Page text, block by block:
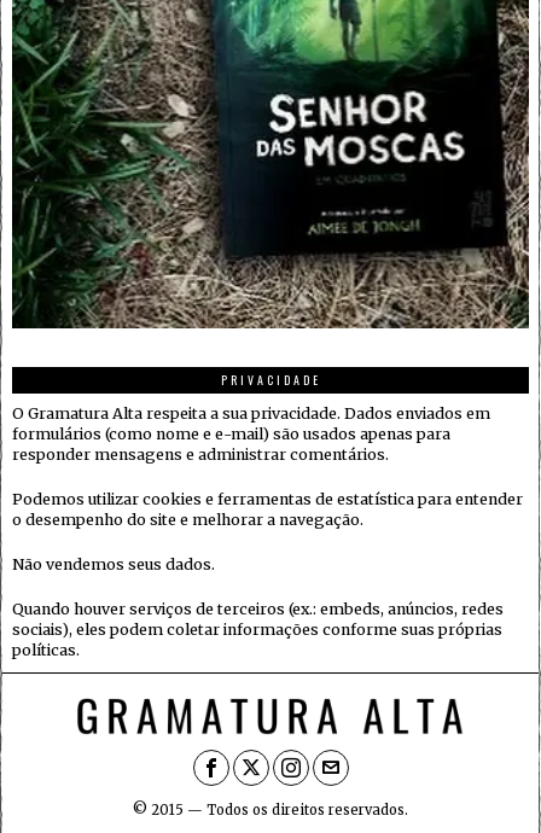
PRIVACIDADE
O Gramatura Alta respeita a sua privacidade. Dados enviados em
formulários (como nome e e-mail) são usados apenas para
responder mensagens e administrar comentários.
Podemos utilizar cookies e ferramentas de estatística para entender
o desempenho do site e melhorar a navegação.
Não vendemos seus dados.
Quando houver serviços de terceiros (ex.: embeds, anúncios, redes
sociais), eles podem coletar informações conforme suas próprias
políticas.
© 2015 — Todos os direitos reservados.